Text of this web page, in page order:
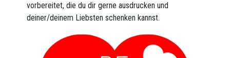
vorbereitet, die du dir gerne ausdrucken und
deiner/deinem Liebsten schenken kannst.